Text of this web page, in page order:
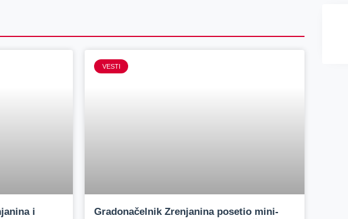
i
VESTI
Gradonačelnik Zrenjanina posetio mini-